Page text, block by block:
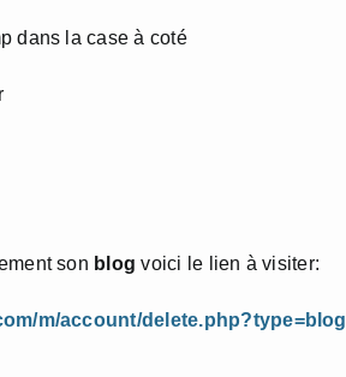
dans la case à coté
son blogvoici le lien à visiter:
m/account/delete.php?type=blog